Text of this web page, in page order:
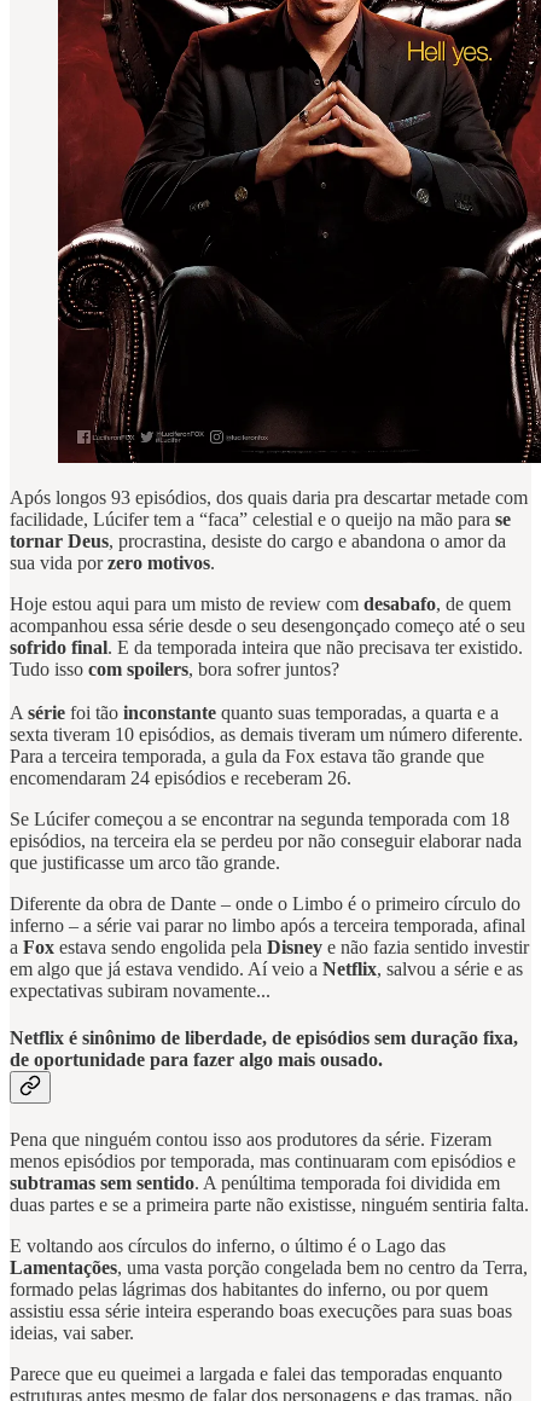
Após longos 93 episódios, dos quais daria pra descartar metade com
facilidade, Lúcifer tem a “faca” celestial e o queijo na mão para se
tornar Deus, procrastina, desiste do cargo e abandona o amor da
sua vida porzero motivos.
Hoje estou aqui para um misto de review com desabafo, de quem
acompanhou essa série desde o seu desengonçado começo até o seu
sofrido final. E da temporada inteira que não precisava ter existido.
Tudo isso com spoilers, bora sofrer juntos?
A série foi tão inconstante quanto suas temporadas, a quarta e a
sexta tiveram 10 episódios, as demais tiveram um número diferente.
Para a terceira temporada, a gula da Fox estava tão grande que
encomendaram 24 episódios e receberam 26.
Se Lúcifer começou a se encontrar na segunda temporada com 18
episódios, na terceira ela se perdeu por não conseguir elaborar nada
que justificasse um arco tão grande.
Diferente da obra de Dante – onde o Limbo é o primeiro círculo do
inferno – a série vai parar no limbo após a terceira temporada, afinal
a Fox estava sendo engolida pela Disney e não fazia sentido investir
em algo que já estava vendido. Aí veio a Netflix, salvou a série e as
expectativas subiram novamente...
Netflix é sinônimo de liberdade, de episódios sem duração fixa,
de oportunidade para fazer algo mais ousado.
Pena que ninguém contou isso aos produtores da série. Fizeram
menos episódios por temporada, mas continuaram com episódios e
subtramas sem sentido. A penúltima temporada foi dividida em
duas partes e se a primeira parte não existisse, ninguém sentiria falta.
E voltando aos círculos do inferno, o último é o Lago das
Lamentações, uma vasta porção congelada bem no centro da Terra,
formado pelas lágrimas dos habitantes do inferno, ou por quem
assistiu essa série inteira esperando boas execuções para suas boas
ideias, vai saber.
Parece que eu queimei a largada e falei das temporadas enquanto
estruturas antes mesmo de falar dos personagens e das tramas, não